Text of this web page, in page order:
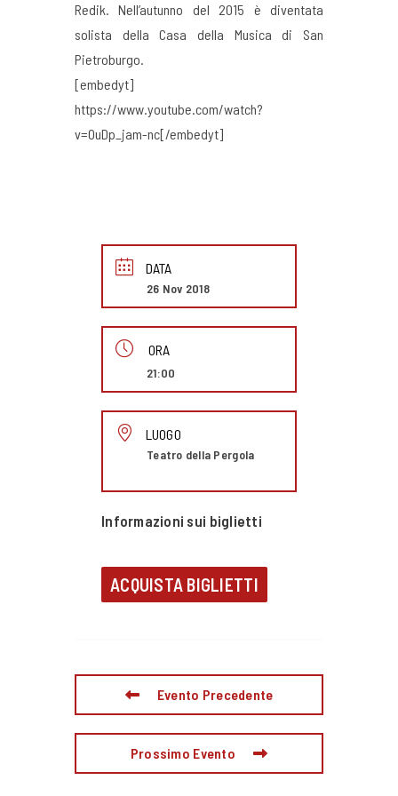
Redik. Nell’autunno del 2015 è diventata
solista della Casa della Musica di San
Pietroburgo.
[embedyt]
https://www.youtube.com/watch?
v=OuDp_jam-nc[/embedyt]
DATA
26 Nov 2018
ORA
21:00
LUOGO
Teatro della Pergola
Informazioni sui biglietti
ACQUISTA BIGLIETTI
Evento Precedente
Prossimo Evento